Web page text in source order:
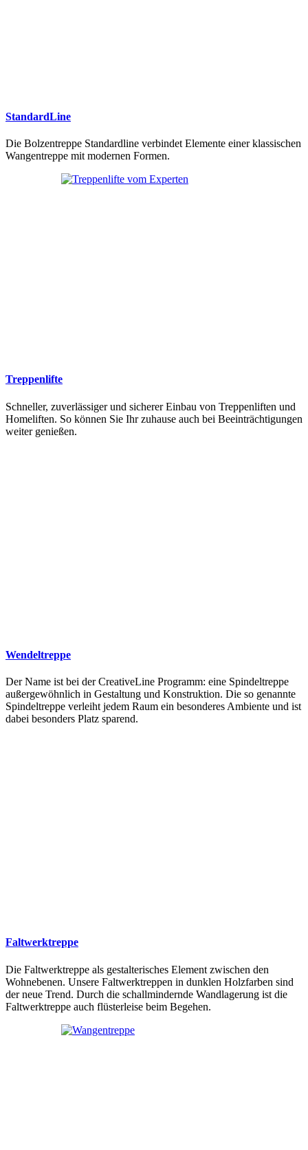
StandardLine
Die Bolzentreppe Standardline verbindet Elemente einer klassischen
Wangentreppe mit modernen Formen.
Treppenlifte
Schneller, zuverlässiger und sicherer Einbau von Treppenliften und
Homeliften. So können Sie Ihr zuhause auch bei Beeinträchtigungen
weiter genießen.
Wendeltreppe
Der Name ist bei der CreativeLine Programm: eine Spindeltreppe
außergewöhnlich in Gestaltung und Konstruktion. Die so genannte
Spindeltreppe verleiht jedem Raum ein besonderes Ambiente und ist
dabei besonders Platz sparend.
Faltwerktreppe
Die Faltwerktreppe als gestalterisches Element zwischen den
Wohnebenen. Unsere Faltwerktreppen in dunklen Holzfarben sind
der neue Trend. Durch die schallmindernde Wandlagerung ist die
Faltwerktreppe auch flüsterleise beim Begehen.